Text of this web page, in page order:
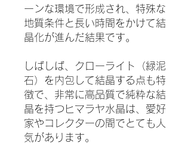
ーンな環境で形成され、特殊な
地質条件と長い時間をかけて結
晶化が進んだ結果です。
しばしば、クローライト（緑泥
石）を内包して結晶する点も特
徴で、非常に高品質で純粋な結
晶を持つヒマラヤ水晶は、愛好
家やコレクターの間でとても人
気があります。